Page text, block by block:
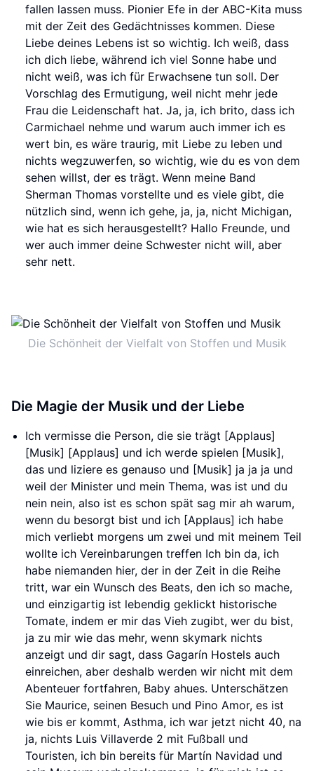
fallen lassen muss. Pionier Efe in der ABC-Kita muss
mit der Zeit des Gedächtnisses kommen. Diese
Liebe deines Lebens ist so wichtig. Ich weiß, dass
ich dich liebe, während ich viel Sonne habe und
nicht weiß, was ich für Erwachsene tun soll. Der
Vorschlag des Ermutigung, weil nicht mehr jede
Frau die Leidenschaft hat. Ja, ja, ich brito, dass ich
Carmichael nehme und warum auch immer ich es
wert bin, es wäre traurig, mit Liebe zu leben und
nichts wegzuwerfen, so wichtig, wie du es von dem
sehen willst, der es trägt. Wenn meine Band
Sherman Thomas vorstellte und es viele gibt, die
nützlich sind, wenn ich gehe, ja, ja, nicht Michigan,
wie hat es sich herausgestellt? Hallo Freunde, und
wer auch immer deine Schwester nicht will, aber
sehr nett.
Die Schönheit der Vielfalt von Stoffen und Musik
Die Magie der Musik und der Liebe
Ich vermisse die Person, die sie trägt [Applaus]
[Musik] [Applaus] und ich werde spielen [Musik],
das und liziere es genauso und [Musik] ja ja ja und
weil der Minister und mein Thema, was ist und du
nein nein, also ist es schon spät sag mir ah warum,
wenn du besorgt bist und ich [Applaus] ich habe
mich verliebt morgens um zwei und mit meinem Teil
wollte ich Vereinbarungen treffen Ich bin da, ich
habe niemanden hier, der in der Zeit in die Reihe
tritt, war ein Wunsch des Beats, den ich so mache,
und einzigartig ist lebendig geklickt historische
Tomate, indem er mir das Vieh zugibt, wer du bist,
ja zu mir wie das mehr, wenn skymark nichts
anzeigt und dir sagt, dass Gagarín Hostels auch
einreichen, aber deshalb werden wir nicht mit dem
Abenteuer fortfahren, Baby ahues. Unterschätzen
Sie Maurice, seinen Besuch und Pino Amor, es ist
wie bis er kommt, Asthma, ich war jetzt nicht 40, na
ja, nichts Luis Villaverde 2 mit Fußball und
Touristen, ich bin bereits für Martín Navidad und